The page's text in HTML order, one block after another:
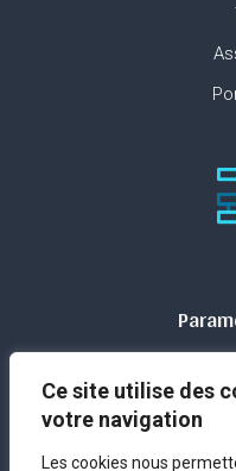
Ce site utilise des
votre navigation
Les cookies nous